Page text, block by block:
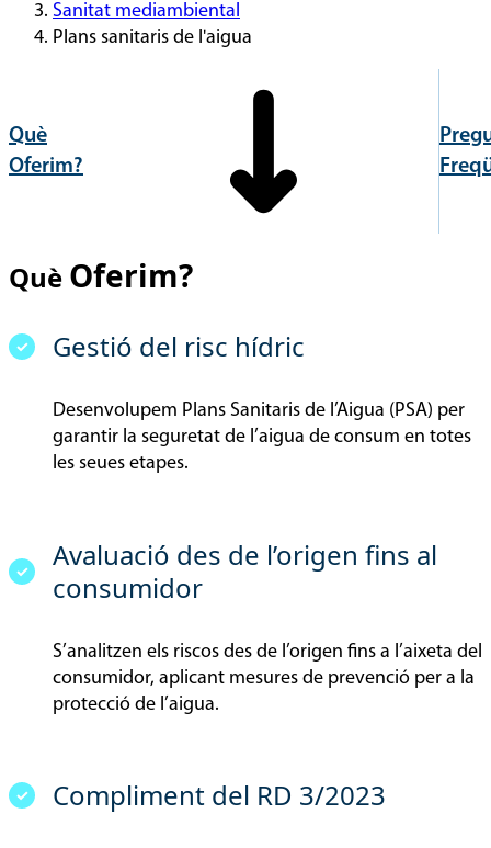
Sanitat mediambiental
Plans sanitaris de l'aigua
Què
Oferim?
Què Oferim?
Gestió del risc hídric
Desenvolupem Plans Sanitaris de l’Aigua (PSA) per
garantir la seguretat de l’aigua de consum en totes
les seues etapes.
Avaluació des de l’origen fins al
consumidor
S’analitzen els riscos des de l’origen fins a l’aixeta del
consumidor, aplicant mesures de prevenció per a la
protecció de l’aigua.
Compliment del RD 3/2023